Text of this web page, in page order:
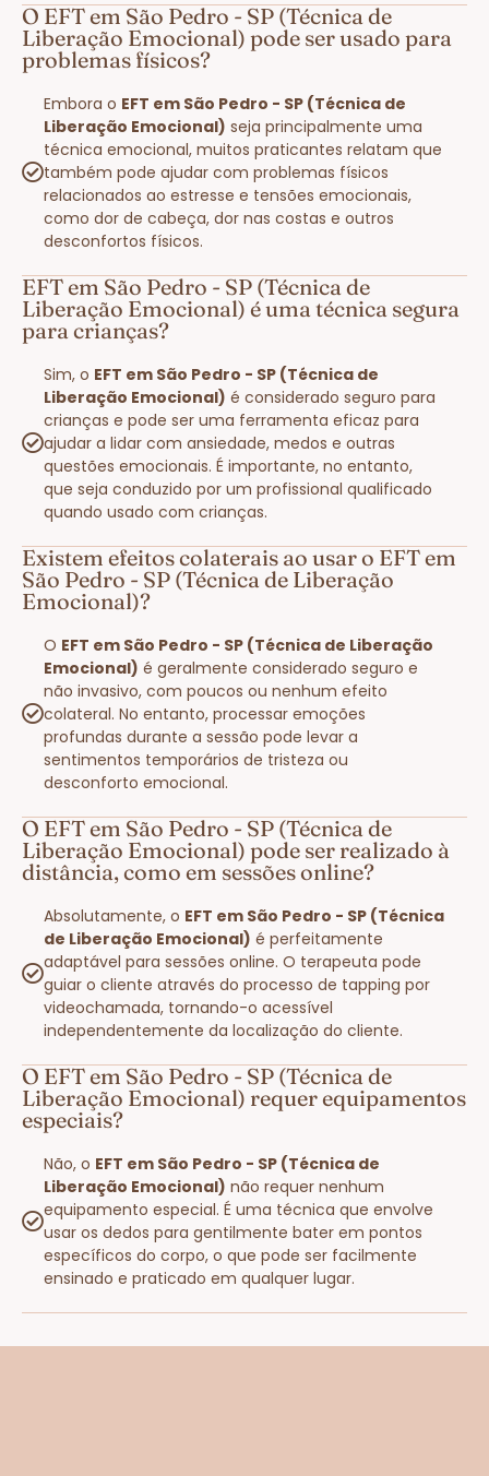
O EFT em São Pedro - SP (Técnica de
Liberação Emocional) pode ser usado para
problemas físicos?
Embora o EFT em São Pedro - SP (Técnica de
Liberação Emocional) seja principalmente uma
técnica emocional, muitos praticantes relatam que
também pode ajudar com problemas físicos
relacionados ao estresse e tensões emocionais,
como dor de cabeça, dor nas costas e outros
desconfortos físicos.
EFT em São Pedro - SP (Técnica de
Liberação Emocional) é uma técnica segura
para crianças?
Sim, o EFT em São Pedro - SP (Técnica de
Liberação Emocional) é considerado seguro para
crianças e pode ser uma ferramenta eficaz para
ajudar a lidar com ansiedade, medos e outras
questões emocionais. É importante, no entanto,
que seja conduzido por um profissional qualificado
quando usado com crianças.
Existem efeitos colaterais ao usar o EFT em
São Pedro - SP (Técnica de Liberação
Emocional)?
O EFT em São Pedro - SP (Técnica de Liberação
Emocional) é geralmente considerado seguro e
não invasivo, com poucos ou nenhum efeito
colateral. No entanto, processar emoções
profundas durante a sessão pode levar a
sentimentos temporários de tristeza ou
desconforto emocional.
O EFT em São Pedro - SP (Técnica de
Liberação Emocional) pode ser realizado à
distância, como em sessões online?
Absolutamente, o EFT em São Pedro - SP (Técnica
de Liberação Emocional) é perfeitamente
adaptável para sessões online. O terapeuta pode
guiar o cliente através do processo de tapping por
videochamada, tornando-o acessível
independentemente da localização do cliente.
O EFT em São Pedro - SP (Técnica de
Liberação Emocional) requer equipamentos
especiais?
Não, o EFT em São Pedro - SP (Técnica de
Liberação Emocional) não requer nenhum
equipamento especial. É uma técnica que envolve
usar os dedos para gentilmente bater em pontos
específicos do corpo, o que pode ser facilmente
ensinado e praticado em qualquer lugar.